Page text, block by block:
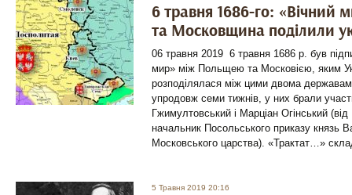
6 травня 1686-го:
та Московщина поділили
06 травня 2019 6 травня 1686 р. був
мир» між Польщею та Московією, яким
розподілялася між цими двома
упродовж семи тижнів, у них брали
Гжимултовський і Марціан Огінський
начальник Посольського приказу князь
Московського царства). «Трактат…»
5 Травня 2019 20:16